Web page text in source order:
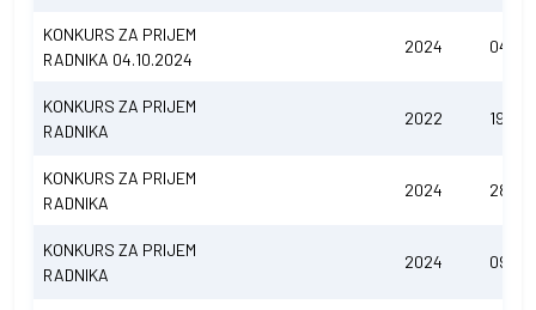
KONKURS ZA PRIJEM
RADNIKA 04.10.2024
2024
KONKURS ZA PRIJEM
RADNIKA
2022
KONKURS ZA PRIJEM
RADNIKA
2024
KONKURS ZA PRIJEM
RADNIKA
2024